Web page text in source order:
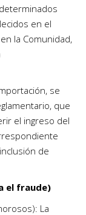
en el
la Comunidad,
se
que
el ingreso del
de
el fraude)
La